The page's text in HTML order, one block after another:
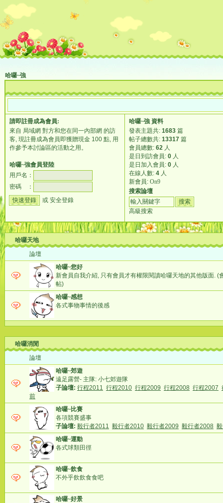
哈囉~強
請即註冊成為會員:
來自 局域網 對方和您在同一內部網 的訪
客, 現註冊成為會員即獲贈現金 100 點, 用
作參予本討論區的活動之用。
哈囉~強會員登陸
用戶名：
密碼 ：
或安全登錄
哈囉~強資料
發表主題共: 1683篇
帖子總數共: 13317篇
會員總數: 62人
是日到訪會員: 0 人
是日加入會員: 0 人
在線人數: 4人
新會員: On9
搜索論壇
高級搜索
哈囉天地
論壇
哈囉~您好
新會員自我介紹, 只有會員才有權限閱讀哈囉天地的其他版面. (
帖)
哈囉~感想
各式事物事情的後感
哈囉消閒
論壇
哈囉~郊遊
遠足露營- 主隊: 小七郊遊隊
子論壇: 行程2011 行程2010 行程2009 行程2008 行程2007
前
哈囉~比賽
各項競賽盛事
子論壇: 毅行者2011 毅行者2010 毅行者2009 毅行者2008
哈囉~運動
各式球類田徑
哈囉~飲食
不外乎飲飲食食吧
哈囉~好景